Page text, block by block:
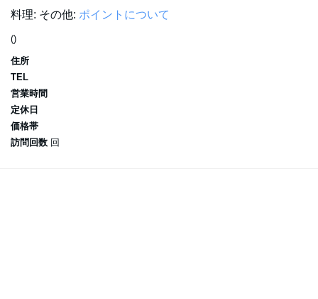
料理: その他: ポイントについて
()
住所
TEL
営業時間
定休日
価格帯
訪問回数 回